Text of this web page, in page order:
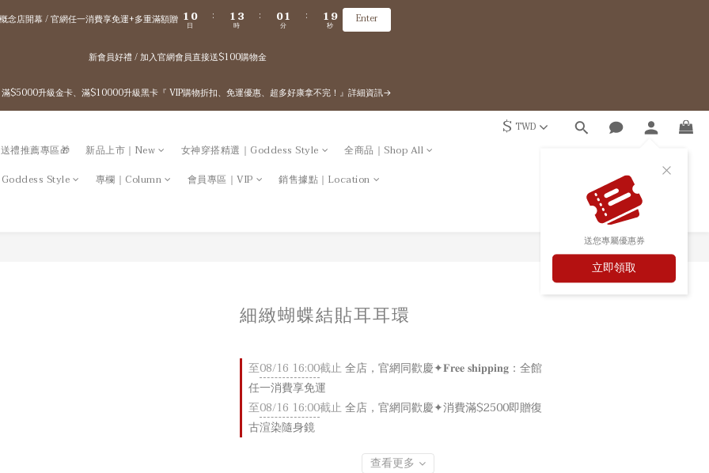
念店開幕 / 官網任一消費享免運+多重滿額贈 1
0
0
日
:
1
0
3
2
0
時
:
01
0
分
:
1
0
9
8
4
3
2
秒 Enter
新會員好禮 / 加入官網會員直接送$100購物金
$5000升級金卡、滿$10000升級黑卡『 VIP購物折扣、免運優惠、超多好康拿不完！』詳細資訊→
$ TWD
送您專屬優惠券
立即領取
禮推薦專區🎁 新品上市｜New 女神穿搭精選｜Goddess Style
全商品｜Shop All
Style
專欄｜Column 會員專區｜VIP 銷售據點｜Location
細緻蝴蝶結貼耳耳環
至08/16 16:00截止全店，官網同歡慶✦𝐅𝐫𝐞𝐞 𝐬𝐡𝐢𝐩𝐩𝐢𝐧𝐠：全館
任一消費享免運
至08/16 16:00截止全店，官網同歡慶✦消費滿$2500即贈復
古渲染隨身鏡
查看更多
立即購買